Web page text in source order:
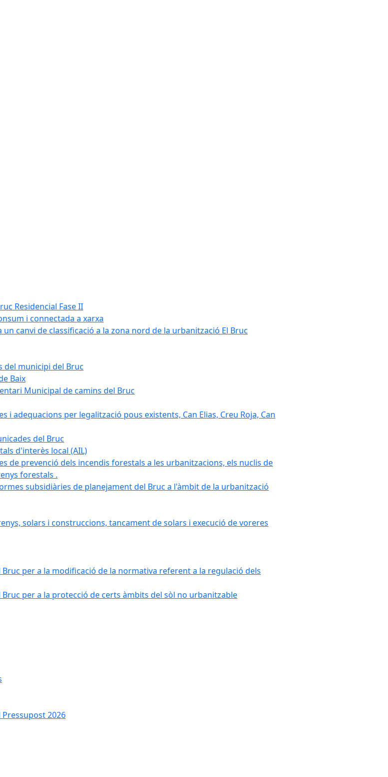
Residencial Fase II
i connectada a xarxa
canvi de classificació a la zona nord de la urbanització El Bruc
del municipi del Bruc
Baix
Municipal de camins del Bruc
adequacions per legalització pous existents, Can Elias, Creu Roja, Can
del Bruc
d'interès local (AIL)
de prevenció dels incendis forestals a les urbanitzacions, els nuclis de
forestals .
subsidiàries de planejament del Bruc a l'àmbit de la urbanització
solars i construccions, tancament de solars i execució de voreres
per a la modificació de la normativa referent a la regulació dels
per a la protecció de certs àmbits del sòl no urbanitzable
2026